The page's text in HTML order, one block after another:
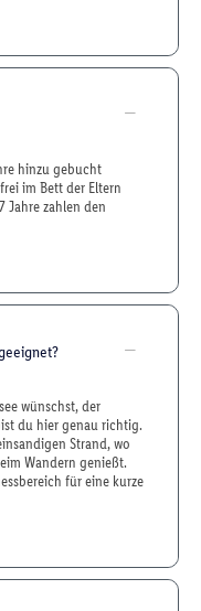
hinzu gebucht
im Bett der Eltern
Jahre zahlen den
wünschst, der
du hier genau richtig.
Strand, wo
Wandern genießt.
für eine kurze